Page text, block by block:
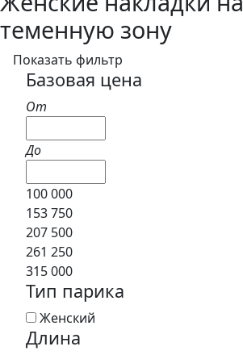
теменную зону
Показать фильтр
Базовая цена
От
До
100 000
153 750
207 500
261 250
315 000
Тип парика
Женский
Длина